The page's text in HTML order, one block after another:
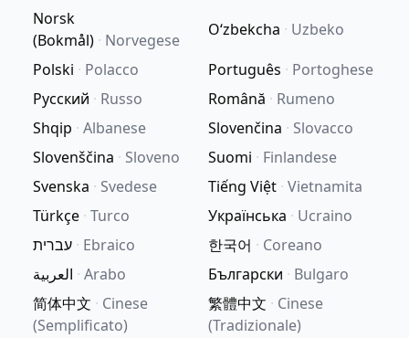
Norsk
(Bokmål) · Norvegese
Oʻzbekcha · Uzbeko
Polski · Polacco Português · Portoghese
Русский · Russo Română · Rumeno
Shqip · Albanese Slovenčina · Slovacco
Slovenščina · Sloveno Suomi · Finlandese
Svenska · Svedese Tiếng Việt · Vietnamita
Türkçe · Turco Українська · Ucraino
עברית · Ebraico 한국어 · Coreano
العربية · Arabo Български · Bulgaro
简体中文 · Cinese
(Semplificato)
繁體中文 · Cinese
(Tradizionale)